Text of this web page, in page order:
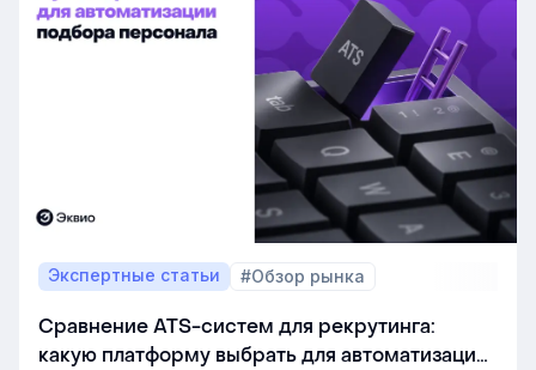
Экспертные статьи #Обзор рынка
Сравнение ATS-систем для рекрутинга:
какую платформу выбрать для автоматизации